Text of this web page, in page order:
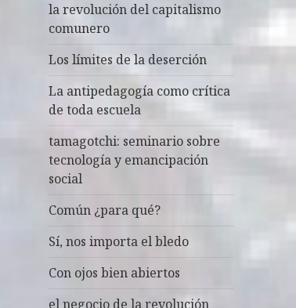
la revolución del capitalismo
comunero
Los límites de la deserción
La antipedagogía como crítica
de toda escuela
tamagotchi: seminario sobre
tecnología y emancipación
social
Común ¿para qué?
Sí, nos importa el bledo
Con ojos bien abiertos
el negocio de la revolución